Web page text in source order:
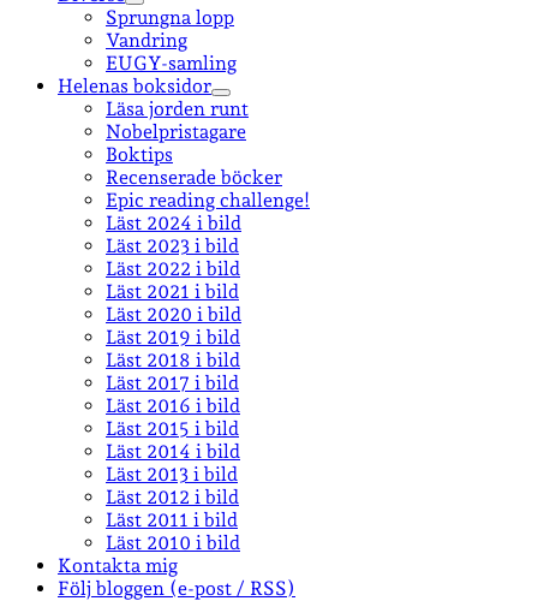
öppna
undermeny
Sprungna lopp
Vandring
EUGY-samling
Helenas boksidor
öppna
undermeny
Läsa jorden runt
Nobelpristagare
Boktips
Recenserade böcker
Epic reading challenge!
Läst 2024 i bild
Läst 2023 i bild
Läst 2022 i bild
Läst 2021 i bild
Läst 2020 i bild
Läst 2019 i bild
Läst 2018 i bild
Läst 2017 i bild
Läst 2016 i bild
Läst 2015 i bild
Läst 2014 i bild
Läst 2013 i bild
Läst 2012 i bild
Läst 2011 i bild
Läst 2010 i bild
Kontakta mig
Följ bloggen (e-post / RSS)